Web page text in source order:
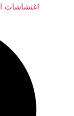
اغتشاشات اخیر است